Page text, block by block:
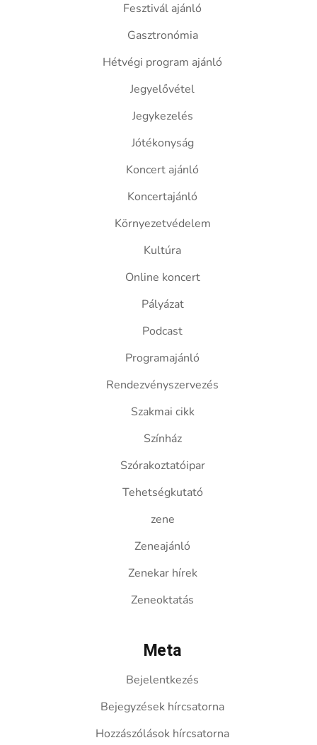
Fesztivál ajánló
Gasztronómia
Hétvégi program ajánló
Jegyelővétel
Jegykezelés
Jótékonyság
Koncert ajánló
Koncertajánló
Környezetvédelem
Kultúra
Online koncert
Pályázat
Podcast
Programajánló
Rendezvényszervezés
Szakmai cikk
Színház
Szórakoztatóipar
Tehetségkutató
zene
Zeneajánló
Zenekar hírek
Zeneoktatás
Meta
Bejelentkezés
Bejegyzések hírcsatorna
Hozzászólások hírcsatorna